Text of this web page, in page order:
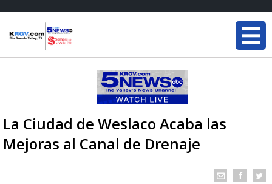
La Ciudad de Weslaco Acaba las
Mejoras al Canal de Drenaje